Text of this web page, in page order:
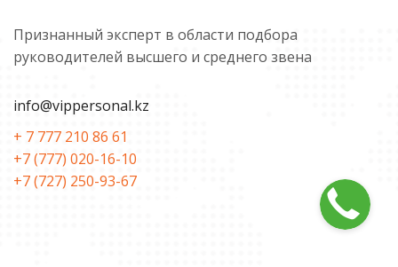
Признанный эксперт в области подбора
руководителей высшего и среднего звена
info@vippersonal.kz
+ 7 777 210 86 61
+7 (777) 020-16-10
+7 (727) 250-93-67